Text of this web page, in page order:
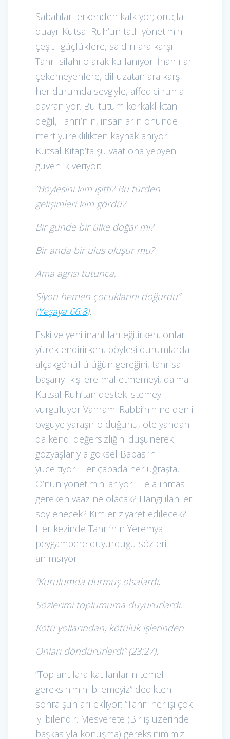
Sabahları erkenden kalkıyor; oruçla
duayı. Kutsal Ruh’un tatlı yönetimini
çeşitli güçlüklere, saldırılara karşı
Tanrı silahı olarak kullanıyor. İnanlıları
çekemeyenlere, dil uzatanlara karşı
her durumda sevgiyle, affedici ruhla
davranıyor. Bu tutum korkaklıktan
değil, Tanrı’nın, insanların önünde
mert yüreklilikten kaynaklanıyor.
Kutsal Kitap’ta şu vaat ona yepyeni
güvenlik veriyor:
“Böylesini kim işitti? Bu türden
gelişimleri kim gördü?
Bir günde bir ülke doğar mı?
Bir anda bir ulus oluşur mu?
Ama ağrısı tutunca,
Siyon hemen çocuklarını doğurdu”
(Yeşaya 66:8).
Eski ve yeni inanlıları eğitirken, onları
yüreklendirirken, böylesi durumlarda
alçakgönüllülüğün gereğini, tanrısal
başarıyı kişilere mal etmemeyi, daima
Kutsal Ruh’tan destek istemeyi
vurguluyor Vahram. Rabbi’nin ne denli
övgüye yaraşır olduğunu, öte yandan
da kendi değersizliğini düşünerek
gözyaşlarıyla göksel Babası’nı
yüceltiyor. Her çabada her uğraşta,
O’nun yönetimini arıyor. Ele alınması
gereken vaaz ne olacak? Hangi ilahiler
söylenecek? Kimler ziyaret edilecek?
Her kezinde Tanrı’nın Yeremya
peygambere duyurduğu sözleri
anımsıyor:
“Kurulumda durmuş olsalardı,
Sözlerimi toplumuma duyururlardı.
Kötü yollarından, kötülük işlerinden
Onları döndürürlerdi” (23:27).
“Toplantılara katılanların temel
gereksinimini bilemeyiz” dedikten
sonra şunları ekliyor: “Tanrı her işi çok
iyi bilendir. Mesverete (Bir iş üzerinde
başkasıyla konuşma) gereksinimimiz